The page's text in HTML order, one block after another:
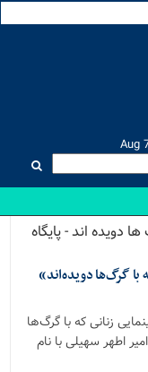
دویده اند - پایگاه
با گرگ‌ها دویده‌اند»
زنانی که با گرگ‌ها
اطهر سهیلی با نام